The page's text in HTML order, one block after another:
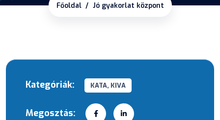
Főoldal Jó gyakorlat központ
Kategóriák: KATA, KIVA
Megosztás: